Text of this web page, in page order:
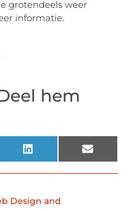
grotendeels weer
informatie.
hem
LinkedIn Email
Design and